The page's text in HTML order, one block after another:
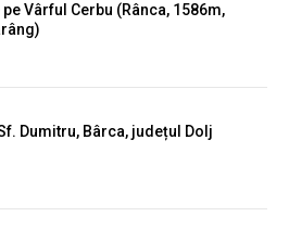
pe Vârful Cerbu (Rânca, 1586m,
Dumitru, Bârca, județul Dolj